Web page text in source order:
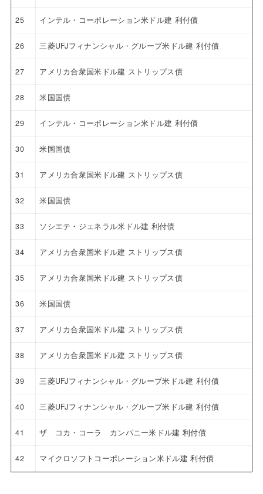
25 インテル・コーポレーション米ドル建 利付債
26 三菱UFJフィナンシャル・グループ米ドル建 利付債
27 アメリカ合衆国米ドル建 ストリップス債
28 米国国債
29 インテル・コーポレーション米ドル建 利付債
30 米国国債
31 アメリカ合衆国米ドル建 ストリップス債
32 米国国債
33 ソシエテ・ジェネラル米ドル建 利付債
34 アメリカ合衆国米ドル建 ストリップス債
35 アメリカ合衆国米ドル建 ストリップス債
36 米国国債
37 アメリカ合衆国米ドル建 ストリップス債
38 アメリカ合衆国米ドル建 ストリップス債
39 三菱UFJフィナンシャル・グループ米ドル建 利付債
40 三菱UFJフィナンシャル・グループ米ドル建 利付債
41 ザ コカ・コーラ カンパニー米ドル建 利付債
42 マイクロソフトコーポレーション米ドル建 利付債